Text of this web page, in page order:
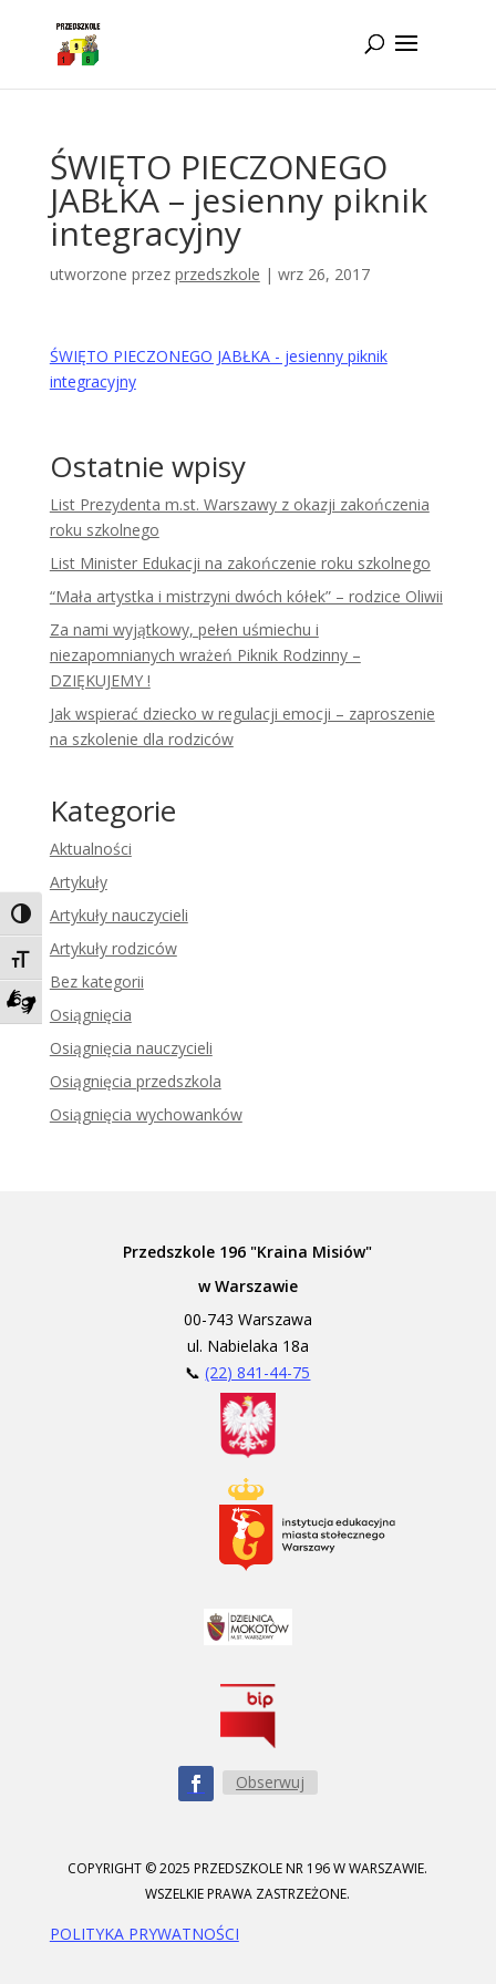
Toggle High Contrast
Toggle Font size
Zadzwoń do tłumacza języka migowego
ŚWIĘTO PIECZONEGO
JABŁKA – jesienny piknik
integracyjny
utworzone przez przedszkole | wrz 26, 2017
ŚWIĘTO PIECZONEGO JABŁKA - jesienny piknik
integracyjny
Ostatnie wpisy
List Prezydenta m.st. Warszawy z okazji zakończenia
roku szkolnego
List Minister Edukacji na zakończenie roku szkolnego
“Mała artystka i mistrzyni dwóch kółek” – rodzice Oliwii
Za nami wyjątkowy, pełen uśmiechu i
niezapomnianych wrażeń Piknik Rodzinny –
DZIĘKUJEMY !
Jak wspierać dziecko w regulacji emocji – zaproszenie
na szkolenie dla rodziców
Kategorie
Aktualności
Artykuły
Artykuły nauczycieli
Artykuły rodziców
Bez kategorii
Osiągnięcia
Osiągnięcia nauczycieli
Osiągnięcia przedszkola
Osiągnięcia wychowanków
Przedszkole 196 "Kraina Misiów"
w Warszawie
00-743 Warszawa
ul. Nabielaka 18a
📞(22) 841-44-75
Obserwuj
COPYRIGHT © 2025 PRZEDSZKOLE NR 196 W WARSZAWIE.
WSZELKIE PRAWA ZASTRZEŻONE.
POLITYKA PRYWATNOŚCI